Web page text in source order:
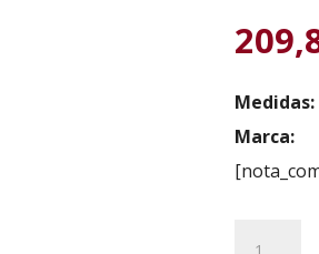
Medidas:
Marca: